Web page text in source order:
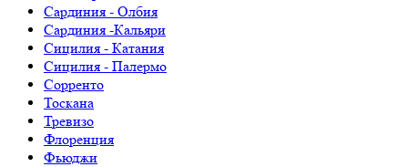
Сардиния - Олбия
Сардиния -Кальяри
Сицилия - Катания
Сицилия - Палермо
Сорренто
Тоскана
Тревизо
Флоренция
Фьюджи